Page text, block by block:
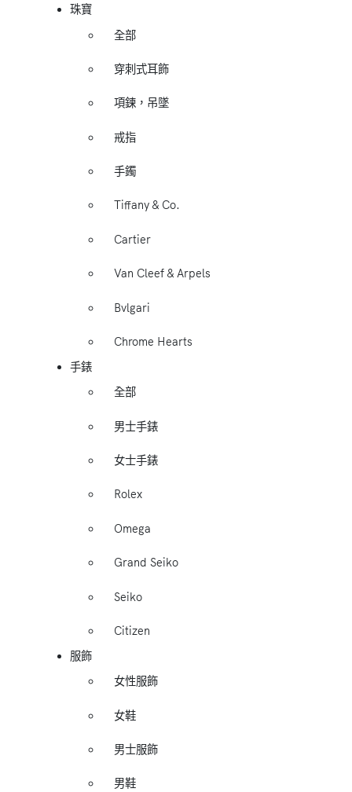
珠寶
全部
穿刺式耳飾
項鍊，吊墜
戒指
手鐲
Tiffany & Co.
Cartier
Van Cleef & Arpels
Bvlgari
Chrome Hearts
手錶
全部
男士手錶
女士手錶
Rolex
Omega
Grand Seiko
Seiko
Citizen
服飾
女性服飾
女鞋
男士服飾
男鞋